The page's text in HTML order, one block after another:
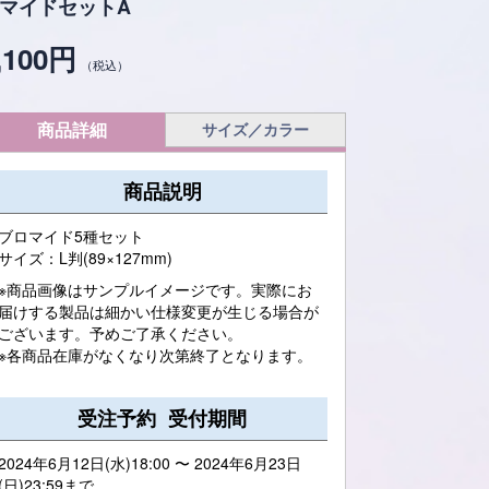
イドセットA
円 （税込）
商品詳細 サイズ／カラー
商品説明
ロマイド5種セット
イズ：L判(89×127mm)
商品画像はサンプルイメージです。実際にお
けする製品は細かい仕様変更が生じる場合が
ざいます。予めご了承ください。
各商品在庫がなくなり次第終了となります。
受注予約 受付期間
年6月12日(水)18:00 〜 2024年6月23日
)23:59まで